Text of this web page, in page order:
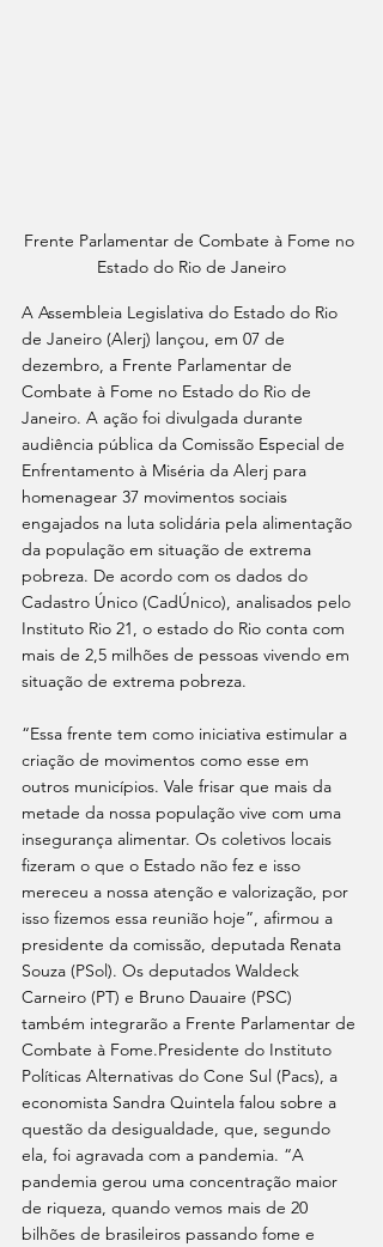
Frente Parlamentar de Combate à Fome no
Estado do Rio de Janeiro
A Assembleia Legislativa do Estado do Rio
de Janeiro (Alerj) lançou, em 07 de
dezembro, a Frente Parlamentar de
Combate à Fome no Estado do Rio de
Janeiro. A ação foi divulgada durante
audiência pública da Comissão Especial de
Enfrentamento à Miséria da Alerj para
homenagear 37 movimentos sociais
engajados na luta solidária pela alimentação
da população em situação de extrema
pobreza. De acordo com os dados do
Cadastro Único (CadÚnico), analisados pelo
Instituto Rio 21, o estado do Rio conta com
mais de 2,5 milhões de pessoas vivendo em
situação de extrema pobreza.
“Essa frente tem como iniciativa estimular a
criação de movimentos como esse em
outros municípios. Vale frisar que mais da
metade da nossa população vive com uma
insegurança alimentar. Os coletivos locais
fizeram o que o Estado não fez e isso
mereceu a nossa atenção e valorização, por
isso fizemos essa reunião hoje”, afirmou a
presidente da comissão, deputada Renata
Souza (PSol). Os deputados Waldeck
Carneiro (PT) e Bruno Dauaire (PSC)
também integrarão a Frente Parlamentar de
Combate à Fome.Presidente do Instituto
Políticas Alternativas do Cone Sul (Pacs), a
economista Sandra Quintela falou sobre a
questão da desigualdade, que, segundo
ela, foi agravada com a pandemia. “A
pandemia gerou uma concentração maior
de riqueza, quando vemos mais de 20
bilhões de brasileiros passando fome e